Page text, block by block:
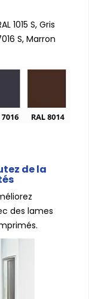
1015 S, Gris
S, Marron
de la
des lames